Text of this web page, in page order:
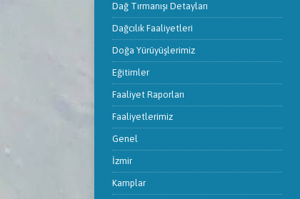
Dağ Tırmanışı Detayları
Dağcılık Faaliyetleri
Doğa Yürüyüşlerimiz
Eğitimler
Faaliyet Raporları
Faaliyetlerimiz
Genel
İzmir
Kamplar